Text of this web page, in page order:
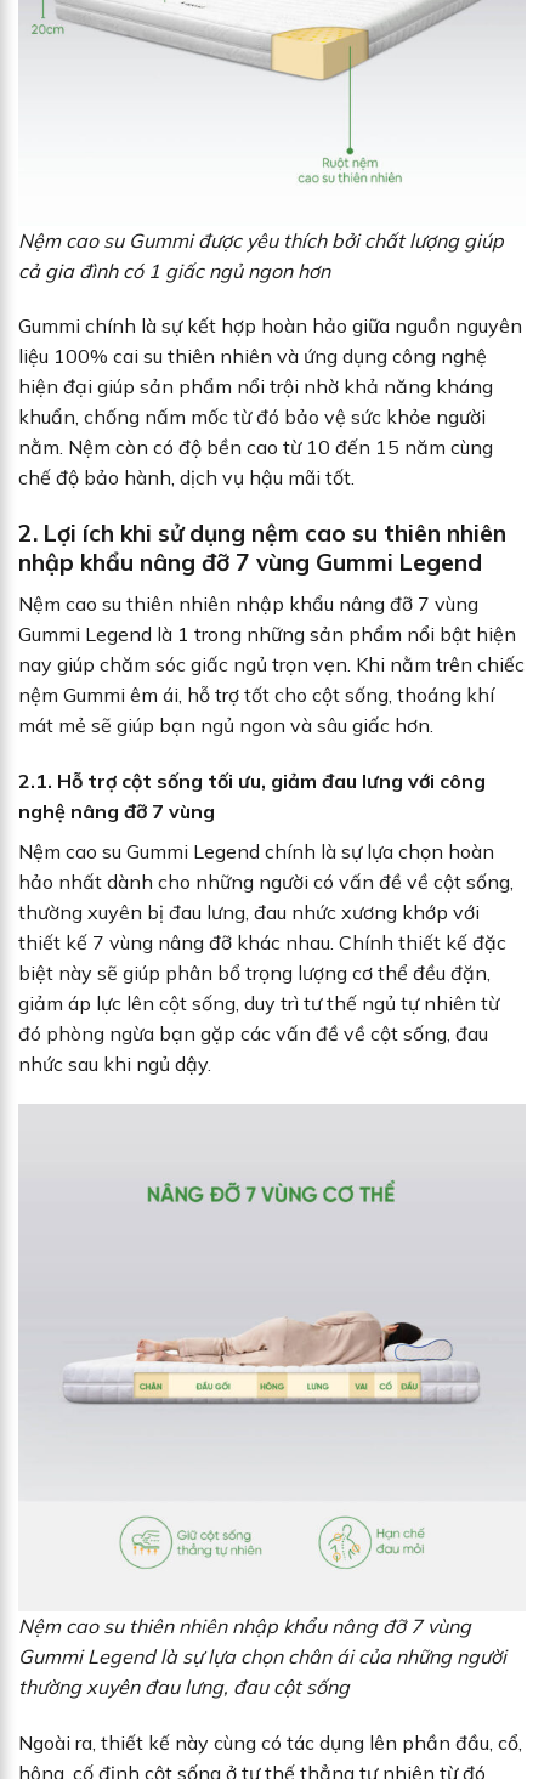
Nệm cao su Gummi được yêu thích bởi chất lượng giúp
cả gia đình có 1 giấc ngủ ngon hơn
Gummi chính là sự kết hợp hoàn hảo giữa nguồn nguyên
liệu 100% cai su thiên nhiên và ứng dụng công nghệ
hiện đại giúp sản phẩm nổi trội nhờ khả năng kháng
khuẩn, chống nấm mốc từ đó bảo vệ sức khỏe người
nằm. Nệm còn có độ bền cao từ 10 đến 15 năm cùng
chế độ bảo hành, dịch vụ hậu mãi tốt.
2. Lợi ích khi sử dụng nệm cao su thiên nhiên
nhập khẩu nâng đỡ 7 vùng Gummi Legend
Nệm cao su thiên nhiên nhập khẩu nâng đỡ 7 vùng
Gummi Legend là 1 trong những sản phẩm nổi bật hiện
nay giúp chăm sóc giấc ngủ trọn vẹn. Khi nằm trên chiếc
nệm Gummi êm ái, hỗ trợ tốt cho cột sống, thoáng khí
mát mẻ sẽ giúp bạn ngủ ngon và sâu giấc hơn.
2.1. Hỗ trợ cột sống tối ưu, giảm đau lưng với công
nghệ nâng đỡ 7 vùng
Nệm cao su Gummi Legend chính là sự lựa chọn hoàn
hảo nhất dành cho những người có vấn đề về cột sống,
thường xuyên bị đau lưng, đau nhức xương khớp với
thiết kế 7 vùng nâng đỡ khác nhau. Chính thiết kế đặc
biệt này sẽ giúp phân bổ trọng lượng cơ thể đều đặn,
giảm áp lực lên cột sống, duy trì tư thế ngủ tự nhiên từ
đó phòng ngừa bạn gặp các vấn đề về cột sống, đau
nhức sau khi ngủ dậy.
Nệm cao su thiên nhiên nhập khẩu nâng đỡ 7 vùng
Gummi Legend là sự lựa chọn chân ái của những người
thường xuyên đau lưng, đau cột sống
Ngoài ra, thiết kế này cùng có tác dụng lên phần đầu, cổ,
hông, cố định cột sống ở tư thế thẳng tự nhiên từ đó